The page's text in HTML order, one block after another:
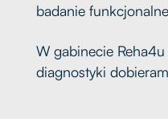
badanie
W gabinecie
diagnostyki